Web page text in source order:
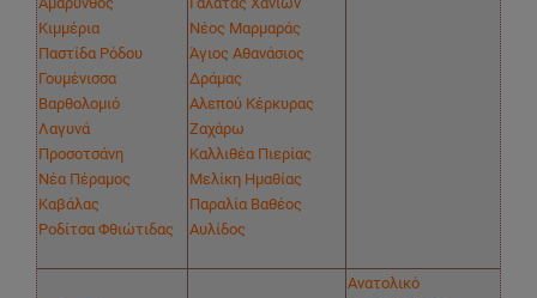
Κιμμέρια
Παστίδα Ρόδου
Γουμένισσα
Βαρθολομιό
Λαγυνά
Προσοτσάνη
Νέα Πέραμος
Καβάλας
Ροδίτσα Φθιώτιδας
Νέος Μαρμαράς
Άγιος Αθανάσιος
Δράμας
Αλεπού Κέρκυρας
Ζαχάρω
Καλλιθέα Πιερίας
Μελίκη Ημαθίας
Παραλία Βαθέος
Αυλίδος
Ανατολικό